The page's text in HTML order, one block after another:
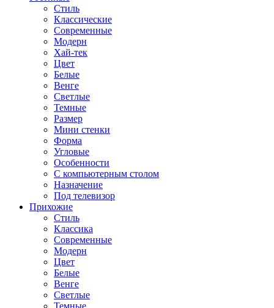
Стиль
Классические
Современные
Модерн
Хай-тек
Цвет
Белые
Венге
Светлые
Темные
Размер
Мини стенки
Форма
Угловые
Особенности
С компьютерным столом
Назначение
Под телевизор
Прихожие
Стиль
Классика
Современные
Модерн
Цвет
Белые
Венге
Светлые
Темные